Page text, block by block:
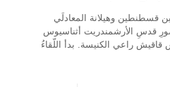
قسطنطين وهيلانة المعادلَي
قدسِ الأرشمندريت أثناسيوس
راعي الكنيسة. بدأ اللّقاءُ